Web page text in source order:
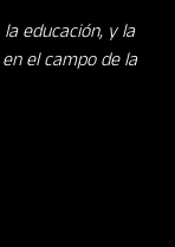
educación, y la
el campo de la